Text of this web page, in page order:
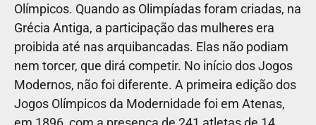
Olímpicos. Quando as Olimpíadas foram criadas, na
Grécia Antiga, a participação das mulheres era
proibida até nas arquibancadas. Elas não podiam
nem torcer, que dirá competir. No início dos Jogos
Modernos, não foi diferente. A primeira edição dos
Jogos Olímpicos da Modernidade foi em Atenas,